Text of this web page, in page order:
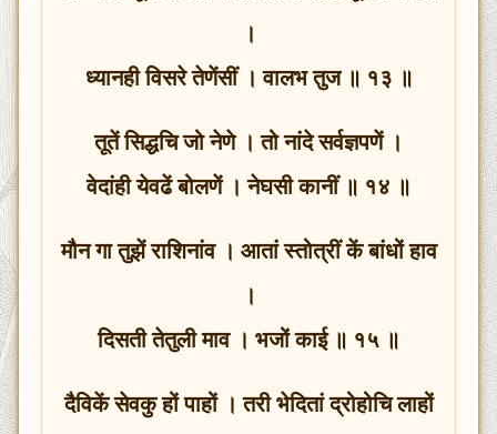
।
ध्यानही विसरे तेणेंसीं । वालभ तुज ॥ १३ ॥
तूतें सिद्धचि जो नेणे । तो नांदे सर्वज्ञपणें ।
वेदांही येवढें बोलणें । नेघसी कानीं ॥ १४ ॥
मौन गा तुझें राशिनांव । आतां स्तोत्रीं कें बांधों हाव
।
दिसती तेतुली माव । भजों काई ॥ १५ ॥
दैविकें सेवकु हों पाहों । तरी भेदितां द्रोहोचि लाहों